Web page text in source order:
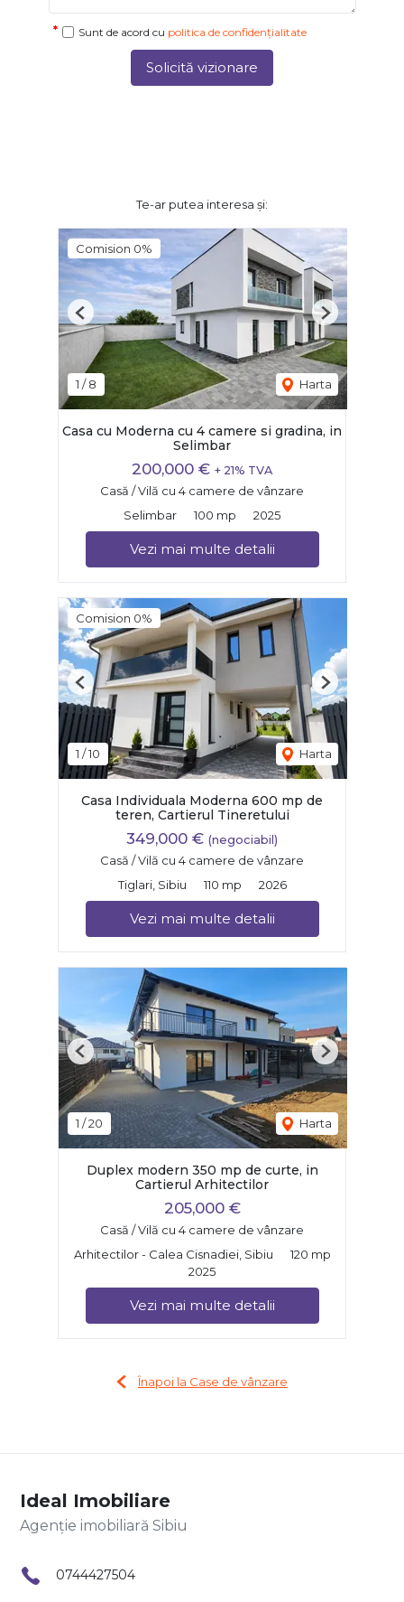
Sunt de acord cu politica de confidențialitate
Solicită vizionare
Te-ar putea interesa și:
Comision 0%
1 /8 Harta
Previous Next
Casa cu Moderna cu 4 camere si gradina, in
Selimbar
200,000 € + 21% TVA
Casă / Vilă cu 4 camere de vânzare
Selimbar
100 mp 2025
Vezi mai multe detalii
Comision 0%
1 /10 Harta
Previous Next
Casa Individuala Moderna 600 mp de
teren, Cartierul Tineretului
349,000 € (negociabil)
Casă / Vilă cu 4 camere de vânzare
Tiglari, Sibiu
110 mp 2026
Vezi mai multe detalii
1 /20 Harta
Previous Next
Duplex modern 350 mp de curte, in
Cartierul Arhitectilor
205,000 €
Casă / Vilă cu 4 camere de vânzare
Arhitectilor - Calea Cisnadiei, Sibiu
120 mp
2025
Vezi mai multe detalii
Înapoi la Case de vânzare
Ideal Imobiliare
Agenție imobiliară Sibiu
0744427504